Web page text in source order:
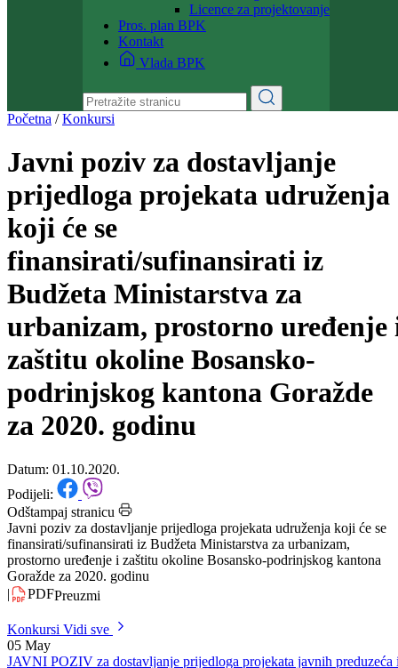
Licence
Licence za projektovanje
Pros. plan BPK
Kontakt
Vlada BPK
Početna/Konkursi
Javni poziv za dostavljanje
prijedloga projekata udruženja
koji će se
finansirati/sufinansirati iz
Budžeta Ministarstva za
urbanizam, prostorno uređenje
zaštitu okoline Bosansko-
podrinjskog kantona Goražde
za 2020. godinu
Datum: 01.10.2020.
Podijeli:
Odštampaj stranicu
Javni poziv za dostavljanje prijedloga projekata udruženja koji će se
finansirati/sufinansirati iz Budžeta Ministarstva za urbanizam,
Goražde za 2020. godinu
|
PDF